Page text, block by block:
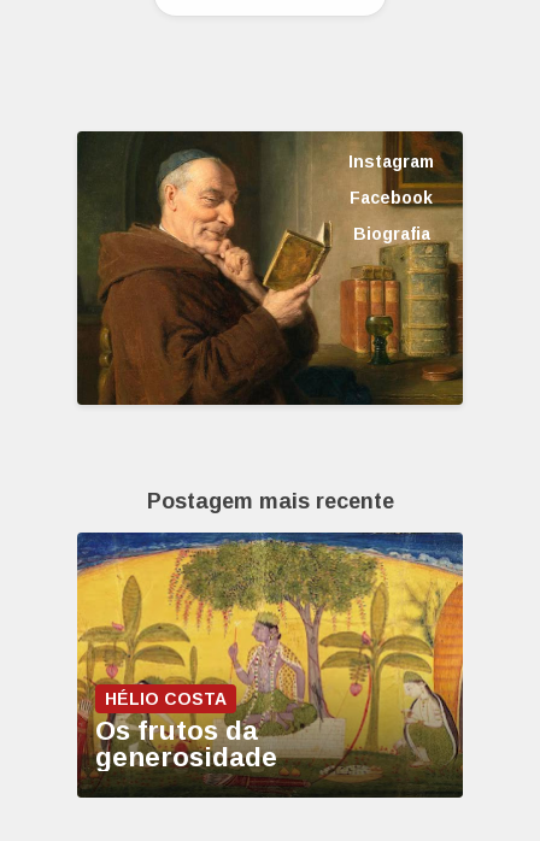
Instagram
Facebook
Biografia
Postagem mais recente
HÉLIO COSTA
Os frutos da
generosidade